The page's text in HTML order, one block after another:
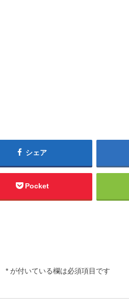
シェア
Pocket
* が付いている欄は必須項目です